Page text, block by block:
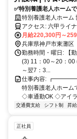
✅特別養護老人ホーム
日 ✅車通勤OK ✅ア
介護系資格をお持ちの
特別養護老人ホーム
アクセス: 六
月給220,300円～
兵庫県神戸市東灘区
勤務時間・曜日: 【
(3) 11：00～20：00
～翌7：3...
仕事内容:
特別養護老人ホー
◇車通勤OK ◇アイラ
交通費支給 シフト制 昇
正社員